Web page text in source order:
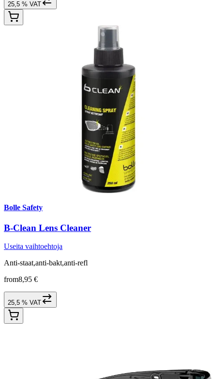
25,5 % VAT
Bolle Safety
B-Clean Lens Cleaner
Useita vaihtoehtoja
Anti-staat,anti-bakt,anti-refl
from8,95 €
25,5 % VAT